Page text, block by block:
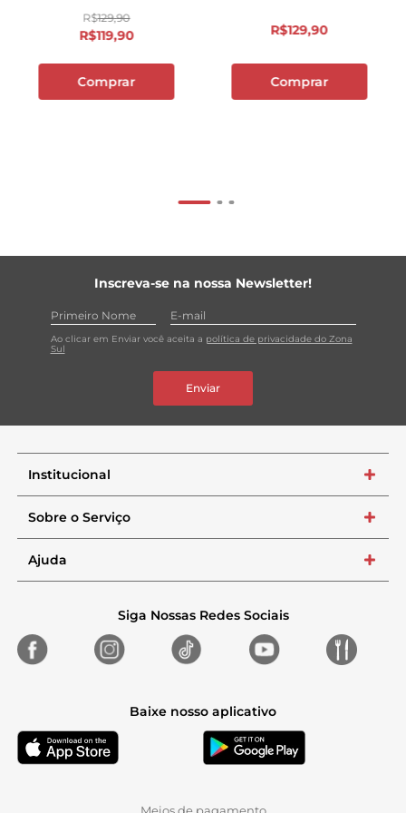
R$129,90
R$119,90
Comprar
R$129,90
Comprar
Inscreva-se na nossa Newsletter!
Ao clicar em Enviar você aceita a política de privacidade do Zona
Sul
Enviar
Institucional +
Sobre o Serviço +
Ajuda +
Siga Nossas Redes Sociais
Baixe nosso aplicativo